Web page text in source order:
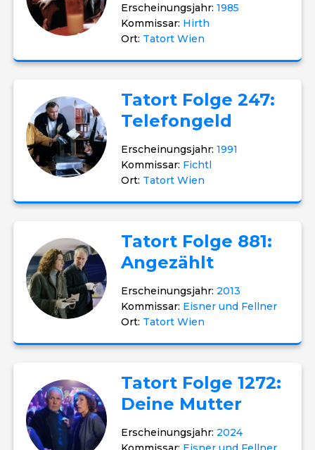
Erscheinungsjahr:1985
Kommissar: Hirth
Ort: Tatort Wien
Tatort Folge 247:
Telefongeld
Erscheinungsjahr:1991
Kommissar: Fichtl
Ort: Tatort Wien
Tatort Folge 881:
Angezählt
Erscheinungsjahr: 2013
Kommissar: Eisner und Fellner
Ort: Tatort Wien
Tatort Folge 1272:
Deine Mutter
Erscheinungsjahr: 2024